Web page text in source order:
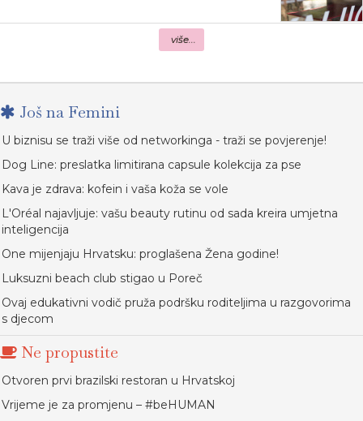
više...
Još na Femini
U biznisu se traži više od networkinga - traži se povjerenje!
Dog Line: preslatka limitirana capsule kolekcija za pse
Kava je zdrava: kofein i vaša koža se vole
L'Oréal najavljuje: vašu beauty rutinu od sada kreira umjetna
inteligencija
One mijenjaju Hrvatsku: proglašena Žena godine!
Luksuzni beach club stigao u Poreč
Ovaj edukativni vodič pruža podršku roditeljima u razgovorima
s djecom
Ne propustite
Otvoren prvi brazilski restoran u Hrvatskoj
Vrijeme je za promjenu – #beHUMAN